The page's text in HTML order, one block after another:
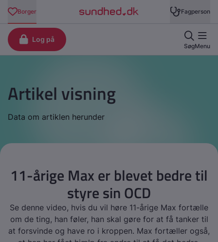
Artikel visning
Data om artiklen herunder
11-årige Max er blevet bedre til
styre sin OCD
Se denne video, hvis du vil høre 11-årige Max fortælle
om de ting, han føler, han skal gøre for at få tanker til
at forsvinde og have ro i kroppen. Max fortæller også,